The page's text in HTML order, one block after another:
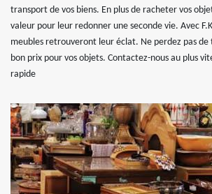
transport de vos biens. En plus de racheter vos
valeur pour leur redonner une seconde vie. Avec
meubles retrouveront leur éclat. Ne perdez pas de
bon prix pour vos objets. Contactez-nous au plus
rapide